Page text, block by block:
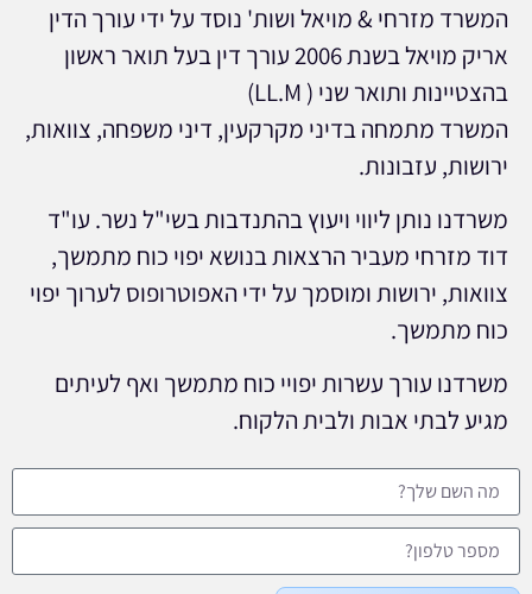
המשרד מזרחי & מויאל ושות' נוסד על ידי עורך הדין
אריק מויאל בשנת 2006 עורך דין בעל תואר ראשון
בהצטיינות ותואר שני ( LL.M)
המשרד מתמחה בדיני מקרקעין, דיני משפחה, צוואות,
ירושות, עזבונות.
משרדנו נותן ליווי ויעוץ בהתנדבות בשי"ל נשר. עו"ד
דוד מזרחי מעביר הרצאות בנושא יפוי כוח מתמשך,
צוואות, ירושות ומוסמך על ידי האפוטרופוס לערוך יפוי
כוח מתמשך.
משרדנו עורך עשרות יפויי כוח מתמשך ואף לעיתים
מגיע לבתי אבות ולבית הלקוח.